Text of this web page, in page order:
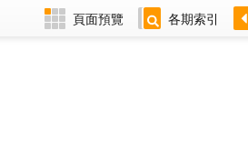
頁面預覽 各期索引